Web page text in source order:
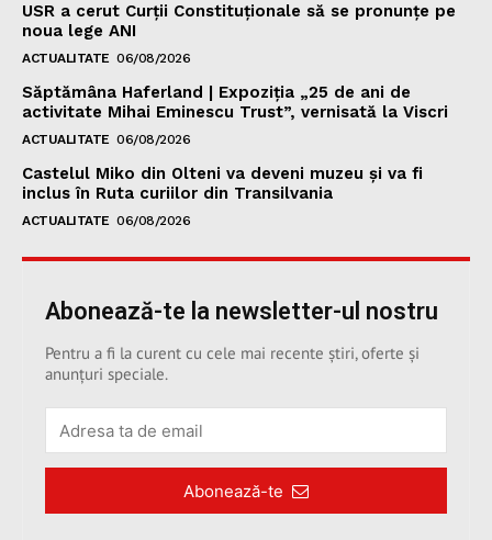
USR a cerut Curții Constituționale să se pronunțe pe
noua lege ANI
ACTUALITATE 06/08/2026
Săptămâna Haferland | Expoziţia „25 de ani de
activitate Mihai Eminescu Trust”, vernisată la Viscri
ACTUALITATE 06/08/2026
Castelul Miko din Olteni va deveni muzeu şi va fi
inclus în Ruta curiilor din Transilvania
ACTUALITATE 06/08/2026
Abonează-te la newsletter-ul nostru
Pentru a fi la curent cu cele mai recente știri, oferte și
anunțuri speciale.
Abonează-te